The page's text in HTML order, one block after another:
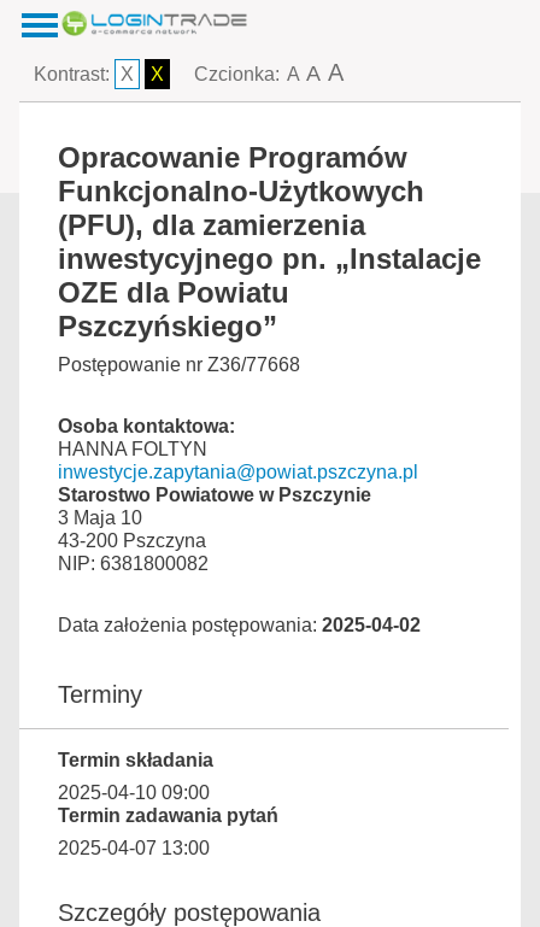
Kontrast: X X Czcionka: A A A
Opracowanie Programów
Funkcjonalno-Użytkowych
(PFU), dla zamierzenia
inwestycyjnego pn. „Instalacje
OZE dla Powiatu
Pszczyńskiego”
Postępowanie nr Z36/77668
Osoba kontaktowa:
HANNA FOLTYN
inwestycje.zapytania@powiat.pszczyna.pl
Starostwo Powiatowe w Pszczynie
3 Maja 10
43-200 Pszczyna
NIP: 6381800082
Data założenia postępowania: 2025-04-02
Terminy
Termin składania
2025-04-10 09:00
Termin zadawania pytań
2025-04-07 13:00
Szczegóły postępowania